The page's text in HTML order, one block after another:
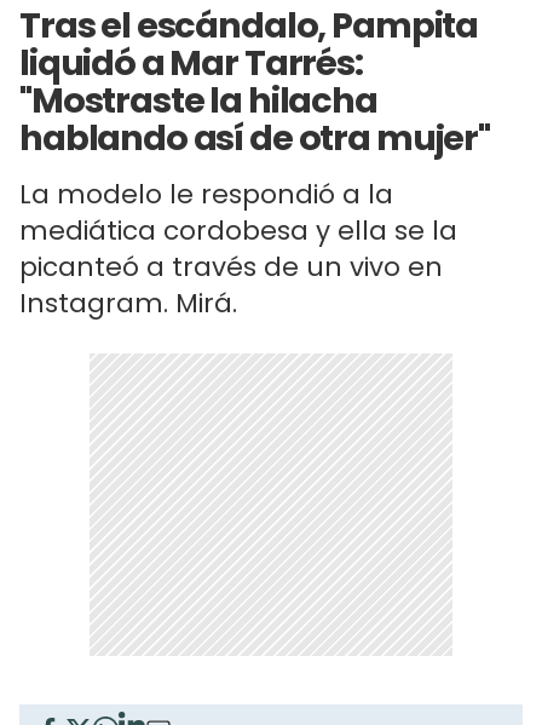
Tras el escándalo, Pampita
liquidó a Mar Tarrés:
"Mostraste la hilacha
hablando así de otra mujer"
La modelo le respondió a la
mediática cordobesa y ella se la
picanteó a través de un vivo en
Instagram. Mirá.